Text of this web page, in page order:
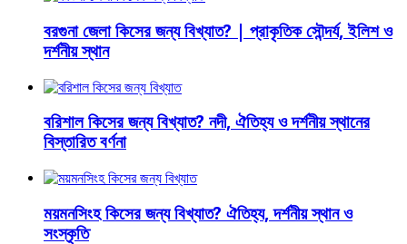
বরগুনা জেলা কিসের জন্য বিখ্যাত? | প্রাকৃতিক সৌন্দর্য, ইলিশ ও
দর্শনীয় স্থান
বরিশাল কিসের জন্য বিখ্যাত? নদী, ঐতিহ্য ও দর্শনীয় স্থানের
বিস্তারিত বর্ণনা
ময়মনসিংহ কিসের জন্য বিখ্যাত? ঐতিহ্য, দর্শনীয় স্থান ও
সংস্কৃতি